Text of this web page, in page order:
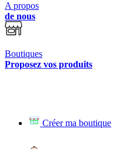
A propos
de nous
Boutiques
Proposez vos produits
Créer ma boutique